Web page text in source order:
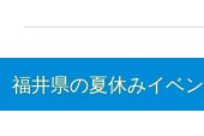
福井県の夏休みイベ